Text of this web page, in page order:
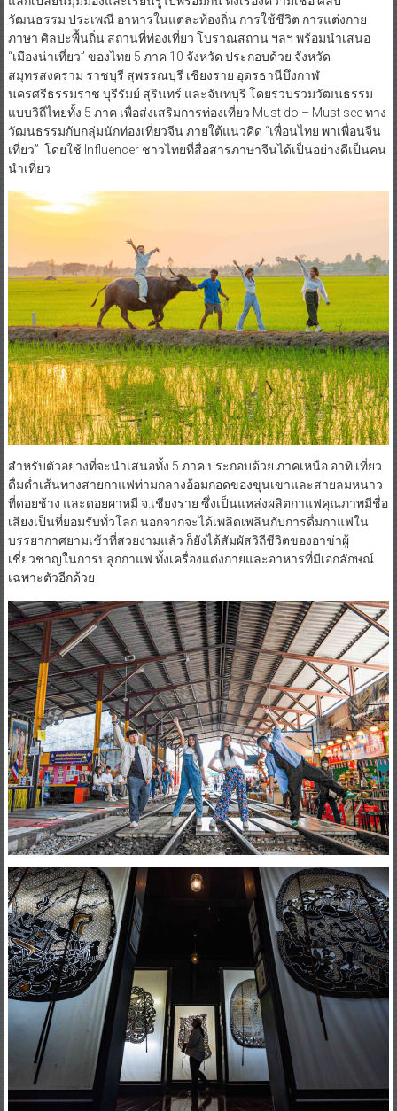
วัฒนธรรม ประเพณี อาหารในแต่ละท้องถิ่น การใช้ชีวิต การแต่งกาย
ภาษา ศิลปะพื้นถิ่น สถานที่ท่องเที่ยว โบราณสถาน ฯลฯ พร้อมนำเสนอ
“เมืองน่าเที่ยว” ของไทย 5 ภาค 10 จังหวัด ประกอบด้วย จังหวัด
สมุทรสงคราม ราชบุรี สุพรรณบุรี เชียงราย อุดรธานีบึงกาฬ
นครศรีธรรมราช บุรีรัมย์ สุรินทร์ และจันทบุรี โดยรวบรวมวัฒนธรรม
แบบวิถีไทยทั้ง 5 ภาค เพื่อส่งเสริมการท่องเที่ยว Must do – Must see ทาง
วัฒนธรรมกับกลุ่มนักท่องเที่ยวจีน ภายใต้แนวคิด “เพื่อนไทย พาเพื่อนจีน
เที่ยว” โดยใช้ Influencer ชาวไทยที่สื่อสารภาษาจีนได้เป็นอย่างดีเป็นคน
นำเที่ยว
สำหรับตัวอย่างที่จะนำเสนอทั้ง 5 ภาค ประกอบด้วย ภาคเหนือ อาทิ เที่ยว
ดื่มด่ำเส้นทางสายกาแฟท่ามกลางอ้อมกอดของขุนเขาและสายลมหนาว
ที่ดอยช้าง และดอยผาหมี จ.เชียงราย ซึ่งเป็นแหล่งผลิตกาแฟคุณภาพมีชื่อ
เสียงเป็นที่ยอมรับทั่วโลก นอกจากจะได้เพลิดเพลินกับการดื่มกาแฟใน
บรรยากาศยามเช้าที่สวยงามแล้ว ก็ยังได้สัมผัสวิถีชีวิตของอาข่าผู้
เชี่ยวชาญในการปลูกกาแฟ ทั้งเครื่องแต่งกายและอาหารที่มีเอกลักษณ์
เฉพาะตัวอีกด้วย